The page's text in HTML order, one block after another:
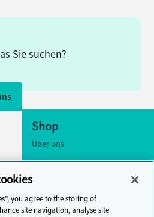
Sie suchen?
Shop
Über uns
Kontaktieren Sie uns
you agree to the storing of
site navigation, analyse site